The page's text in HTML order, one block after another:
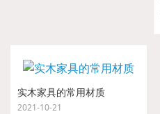
实木家具的常用材质
2021-10-21